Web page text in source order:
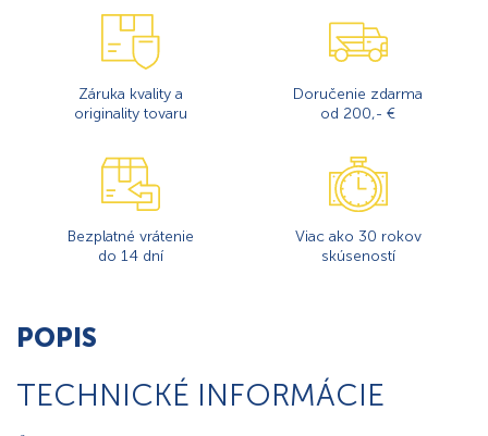
Záruka kvality a
originality tovaru
Doručenie zdarma
od 200,- €
Bezplatné vrátenie
do 14 dní
Viac ako 30 rokov
skúseností
POPIS
TECHNICKÉ INFORMÁCIE